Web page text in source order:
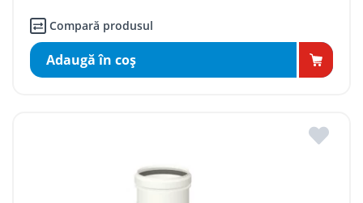
Compară produsul
Adaugă în coş